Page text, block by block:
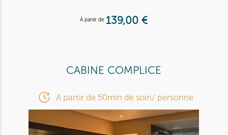
À partir de 139,00 €
CABINE COMPLICE
A partir de 50min de soin/ personne